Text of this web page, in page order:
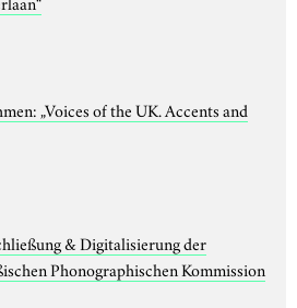
„Voices of the UK. Accents and
& Digitalisierung der
Phonographischen Kommission